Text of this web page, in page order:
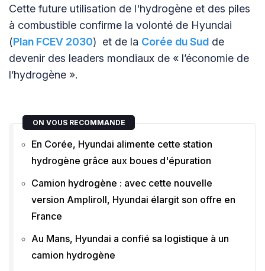
Cette future utilisation de l'hydrogène et des piles
à combustible confirme la volonté de Hyundai
(Plan FCEV 2030) et de la Corée du Sud de
devenir des leaders mondiaux de « l’économie de
l’hydrogène ».
ON VOUS RECOMMANDE
En Corée, Hyundai alimente cette station
hydrogène grâce aux boues d'épuration
Camion hydrogène : avec cette nouvelle
version Ampliroll, Hyundai élargit son offre en
France
Au Mans, Hyundai a confié sa logistique à un
camion hydrogène